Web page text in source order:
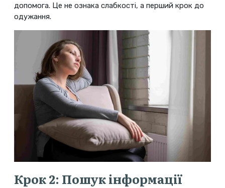
допомога. Це не ознака слабкості, а перший крок до
одужання.
Крок 2: Пошук інформації